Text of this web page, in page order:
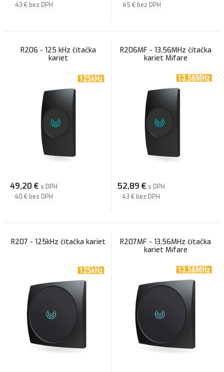
43 € bez DPH
45 € bez DPH
R206 - 125 kHz čítačka
kariet
49,20 € s DPH
40 € bez DPH
R206MF - 13,56MHz čítačka
kariet Mifare
52,89 € s DPH
43 € bez DPH
R207 - 125kHz čítačka kariet
R207MF - 13,56MHz čítačka
kariet Mifare